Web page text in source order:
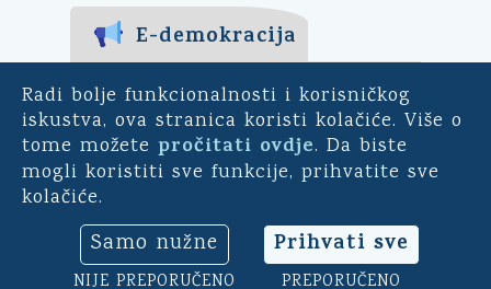
Radi bolje funkcionalnosti i korisničkog
iskustva, ova stranica koristi kolačiće. Više o
tome možete pročitati ovdje. Da biste
mogli koristiti sve funkcije, prihvatite sve
kolačiće.
Samo nužne
NIJE PREPORUČENO
Prihvati sve
PREPORUČENO
E-demokracija
Za mještane Općine Kali -
uključite se u ankete o
pitanjima bitnim za našu
općinu. Sudjelujte u
savjetodavnim e-referendumima.
Osim toga, na ovoj aplikaciji
možete ocijeniti rad općinskog
načelnika, vijeća i uprave.
➔Klikni ovdje